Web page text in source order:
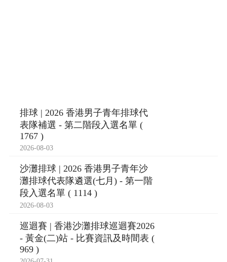
排球 | 2026 香港男子青年排球代
表隊補選 - 第二階段入選名單 (
1767 )
2026-08-03
沙灘排球 | 2026 香港男子青年沙
灘排球代表隊遴選(七月) - 第一階
段入選名單 ( 1114 )
2026-08-03
巡迴賽 | 香港沙灘排球巡迴賽2026
- 黃金(二)站 - 比賽資訊及時間表 (
969 )